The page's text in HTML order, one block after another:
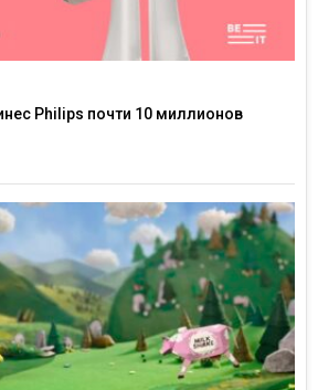
Philips почти 10 миллионов